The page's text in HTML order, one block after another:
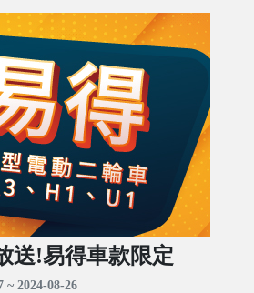
送!易得車款限定
~ 2024-08-26